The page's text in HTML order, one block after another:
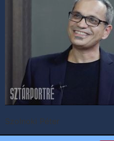
Szolnoki Péter